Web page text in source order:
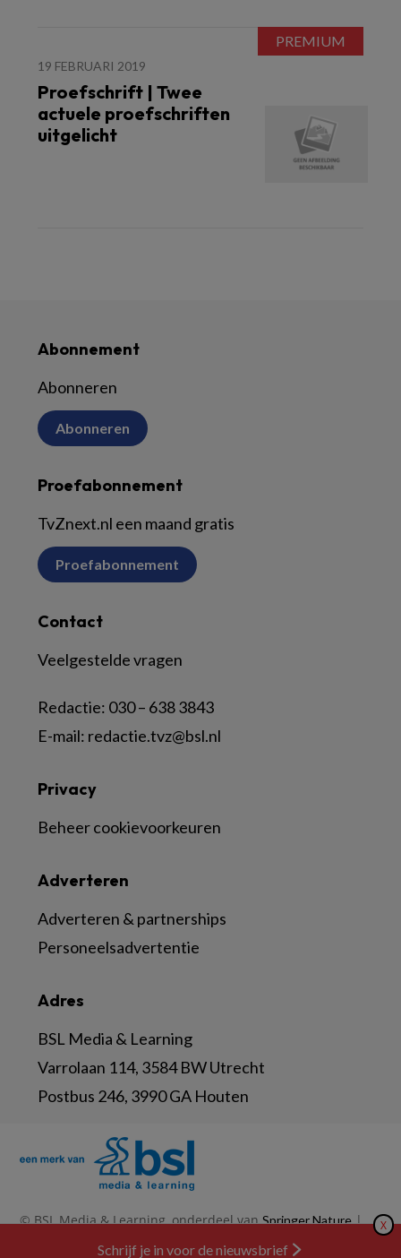
19 FEBRUARI 2019
Proefschrift | Twee
actuele proefschriften
uitgelicht
Abonnement
Abonneren
Abonneren
Proefabonnement
TvZnext.nl een maand gratis
Proefabonnement
Contact
Veelgestelde vragen
Redactie: 030 – 638 3843
E-mail: redactie.tvz@bsl.nl
Adres
BSL Media & Learning
Varrolaan 114, 3584 BW Utrecht
Postbus 246, 3990 GA Houten
Adverteren
Adverteren & partnerships
Personeelsadvertentie
Privacy
Beheer cookievoorkeuren
© BSL Media & Learning, onderdeel vanSpringer Nature| X
Schrijf je in voor de nieuwsbrief
Nieuwsbrief Abonneren